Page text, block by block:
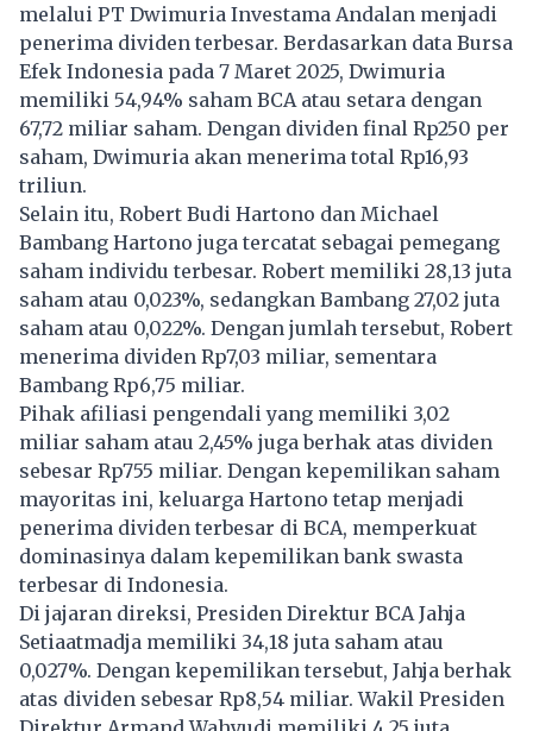
melalui PT Dwimuria Investama Andalan menjadi
penerima dividen terbesar. Berdasarkan data Bursa
Efek Indonesia pada 7 Maret 2025, Dwimuria
memiliki 54,94% saham BCA atau setara dengan
67,72 miliar saham. Dengan dividen final Rp250 per
saham, Dwimuria akan menerima total Rp16,93
triliun.
Selain itu, Robert Budi Hartono dan Michael
Bambang Hartono juga tercatat sebagai pemegang
saham individu terbesar. Robert memiliki 28,13 juta
saham atau 0,023%, sedangkan Bambang 27,02 juta
saham atau 0,022%. Dengan jumlah tersebut, Robert
menerima dividen Rp7,03 miliar, sementara
Bambang Rp6,75 miliar.
Pihak afiliasi pengendali yang memiliki 3,02
miliar saham atau 2,45% juga berhak atas dividen
sebesar Rp755 miliar. Dengan kepemilikan saham
mayoritas ini, keluarga Hartono tetap menjadi
penerima dividen terbesar di BCA, memperkuat
dominasinya dalam kepemilikan bank swasta
terbesar di Indonesia.
Di jajaran direksi, Presiden Direktur BCA Jahja
Setiaatmadja memiliki 34,18 juta saham atau
0,027%. Dengan kepemilikan tersebut, Jahja berhak
atas dividen sebesar Rp8,54 miliar. Wakil Presiden